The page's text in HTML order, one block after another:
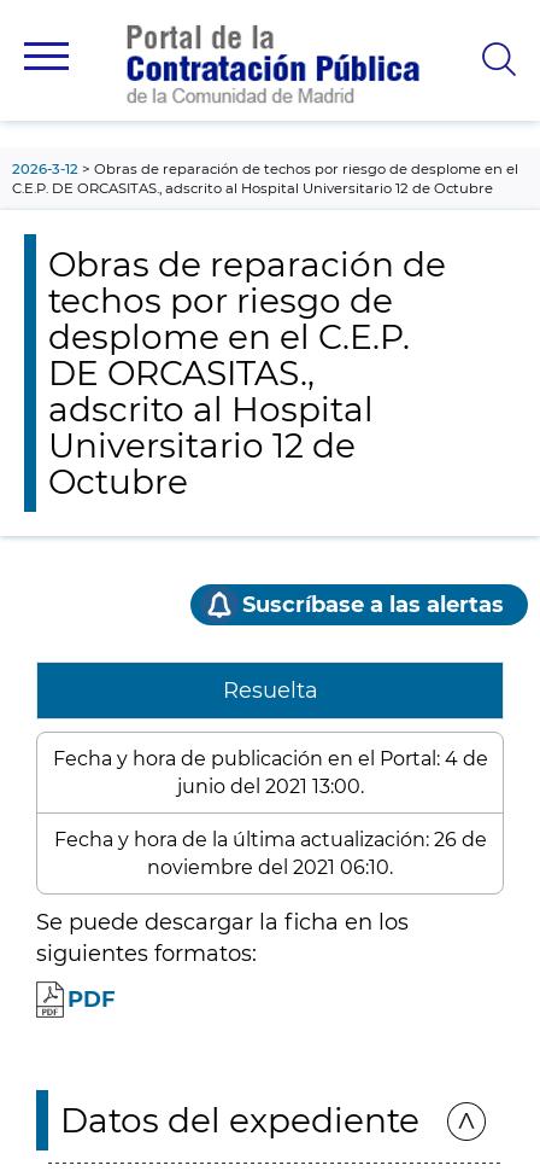
principal
2026-3-12
Obras de reparación de techos por riesgo de desplome en el
C.E.P. DE ORCASITAS., adscrito al Hospital Universitario 12 de Octubre
Obras de reparación de
techos por riesgo de
desplome en el C.E.P.
DE ORCASITAS.,
adscrito al Hospital
Universitario 12 de
Octubre
Suscríbase a las alertas
Resuelta
Fecha y hora de publicación en el Portal: 4 de
junio del 2021 13:00.
Fecha y hora de la última actualización: 26 de
noviembre del 2021 06:10.
Se puede descargar la ficha en los
siguientes formatos:
PDF
Datos del expediente